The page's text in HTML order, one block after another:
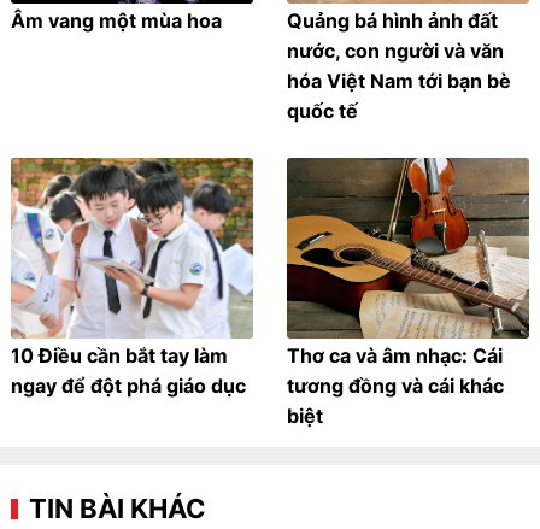
Âm vang một mùa hoa
Quảng bá hình ảnh đất
nước, con người và văn
hóa Việt Nam tới bạn bè
quốc tế
10 Điều cần bắt tay làm
ngay để đột phá giáo dục
Thơ ca và âm nhạc: Cái
tương đồng và cái khác
biệt
TIN BÀI KHÁC